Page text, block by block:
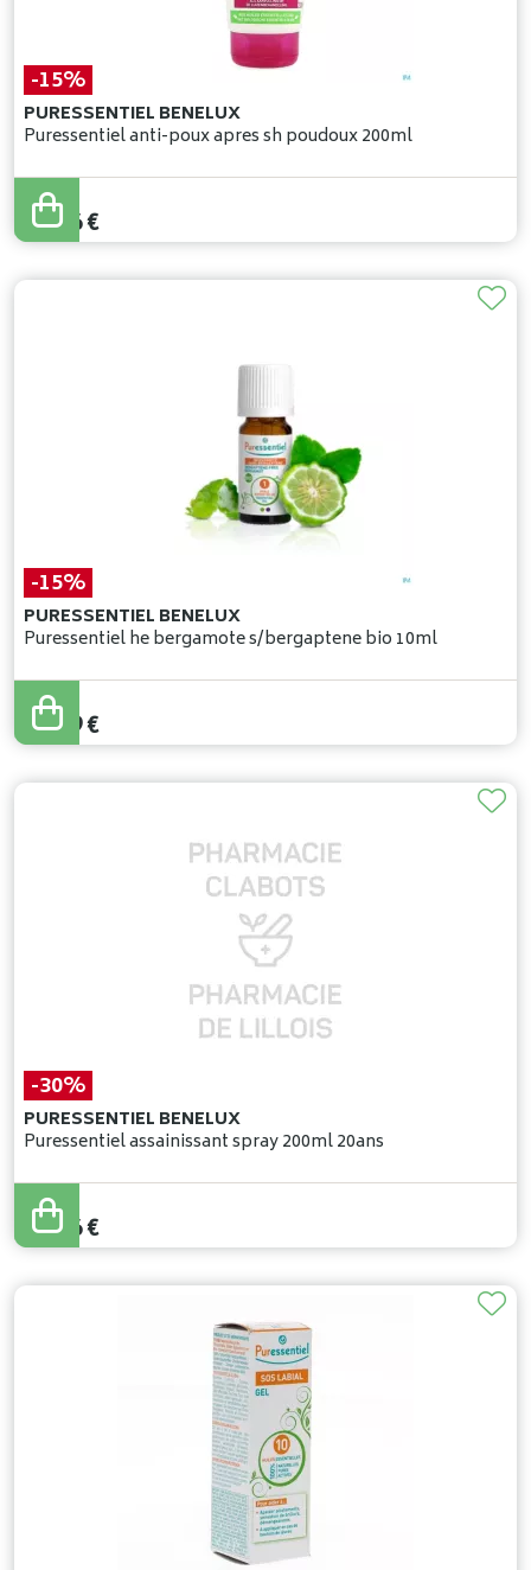
-15%
PURESSENTIEL BENELUX
Puressentiel anti-poux apres sh poudoux 200ml
14,90
12,66€
-15%
PURESSENTIEL BENELUX
Puressentiel he bergamote s/bergaptene bio 10ml
17,40
14,79€
-30%
PURESSENTIEL BENELUX
Puressentiel assainissant spray 200ml 20ans
20,94
14,66€